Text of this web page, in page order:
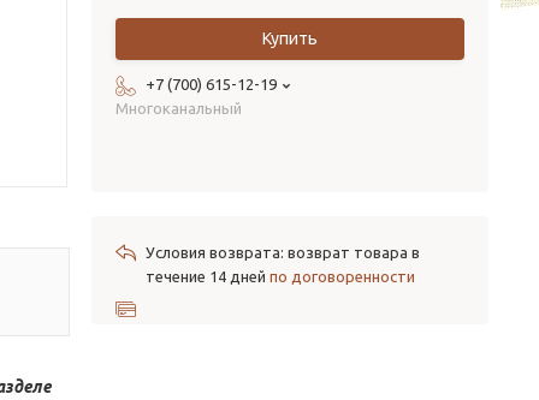
Купить
+7 (700) 615-12-19
Многоканальный
возврат товара в
течение 14 дней по договоренности